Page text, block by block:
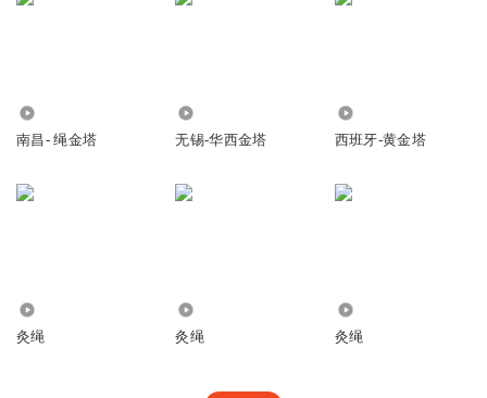
南昌- 绳金塔 无锡-华西金塔 西班牙-黄金塔
灸绳 灸绳 灸绳